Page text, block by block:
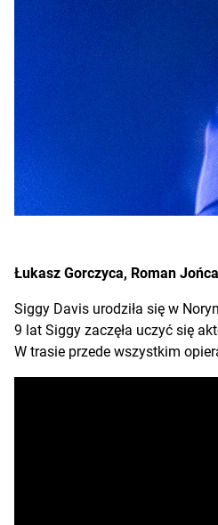
Łukasz Gorczyca, Roman
Siggy Davis urodziła się w
9 lat Siggy zaczęła uczyć się
W trasie przede wszystkim